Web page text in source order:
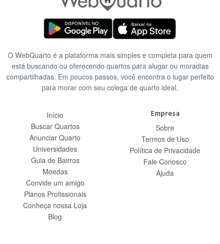
O WebQuarto é a plataforma mais simples e completa para quem
está buscando ou oferecendo quartos para alugar ou moradias
compartilhadas. Em poucos passos, você encontra o lugar perfeito
para morar com seu colega de quarto ideal.
Início
Buscar Quartos
Anunciar Quarto
Universidades
Guia de Bairros
Moedas
Convide um amigo
Planos Profissionais
Conheça nossa Loja
Blog
Empresa
Sobre
Termos de Uso
Política de Privacidade
Fale Conosco
Ajuda